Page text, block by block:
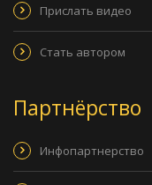
Прислать видео
Стать автором
Партнёрство
Инфопартнерство